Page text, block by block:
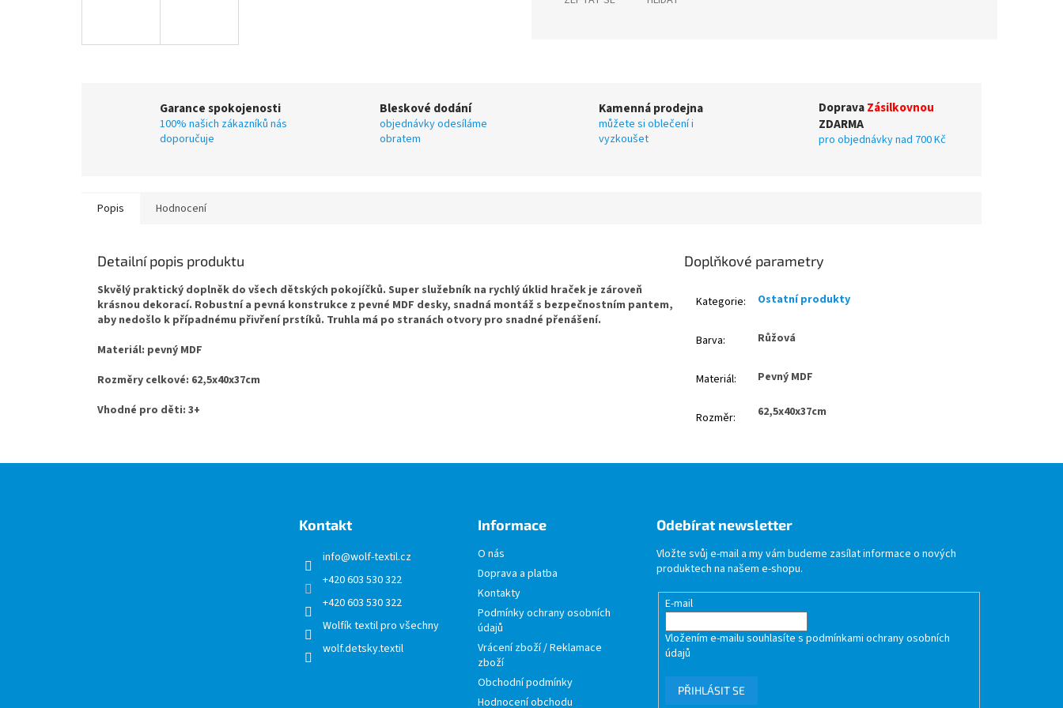
Garance spokojenosti
100% našich zákazníků nás
doporučuje
Bleskové dodání
objednávky odesíláme
obratem
Kamenná prodejna
můžete si oblečení i
vyzkoušet
DopravaZásilkovnou
ZDARMA
pro objednávky nad 700 Kč
Popis Hodnocení
Detailní popis produktu
Skvělý praktický doplněk do všech dětských pokojíčků. Super služebník na rychlý úklid hraček je zároveň
krásnou dekorací. Robustní a pevná konstrukce z pevné MDF desky, snadná montáž s bezpečnostním pantem,
aby nedošlo k případnému přivření prstíků. Truhla má po stranách otvory pro snadné přenášení.
Materiál: pevný MDF
Rozměry celkové: 62,5x40x37cm
Vhodné pro děti: 3+
Doplňkové parametry
Kategorie: Ostatní produkty
Barva: Růžová
Materiál: Pevný MDF
Rozměr: 62,5x40x37cm
Kontakt
info@wolf-textil.cz
+420 603 530 322
+420 603 530 322
Wolfík textil pro všechny
wolf.detsky.textil
Informace
O nás
Doprava a platba
Kontakty
Podmínky ochrany osobních
údajů
Vrácení zboží / Reklamace
zboží
Obchodní podmínky
Hodnocení obchodu
Odebírat newsletter
Vložte svůj e-mail a my vám budeme zasílat informace o nových
produktech na našem e-shopu.
E-mail
Vložením e-mailu souhlasíte spodmínkami ochrany osobních
údajů
PŘIHLÁSIT SE